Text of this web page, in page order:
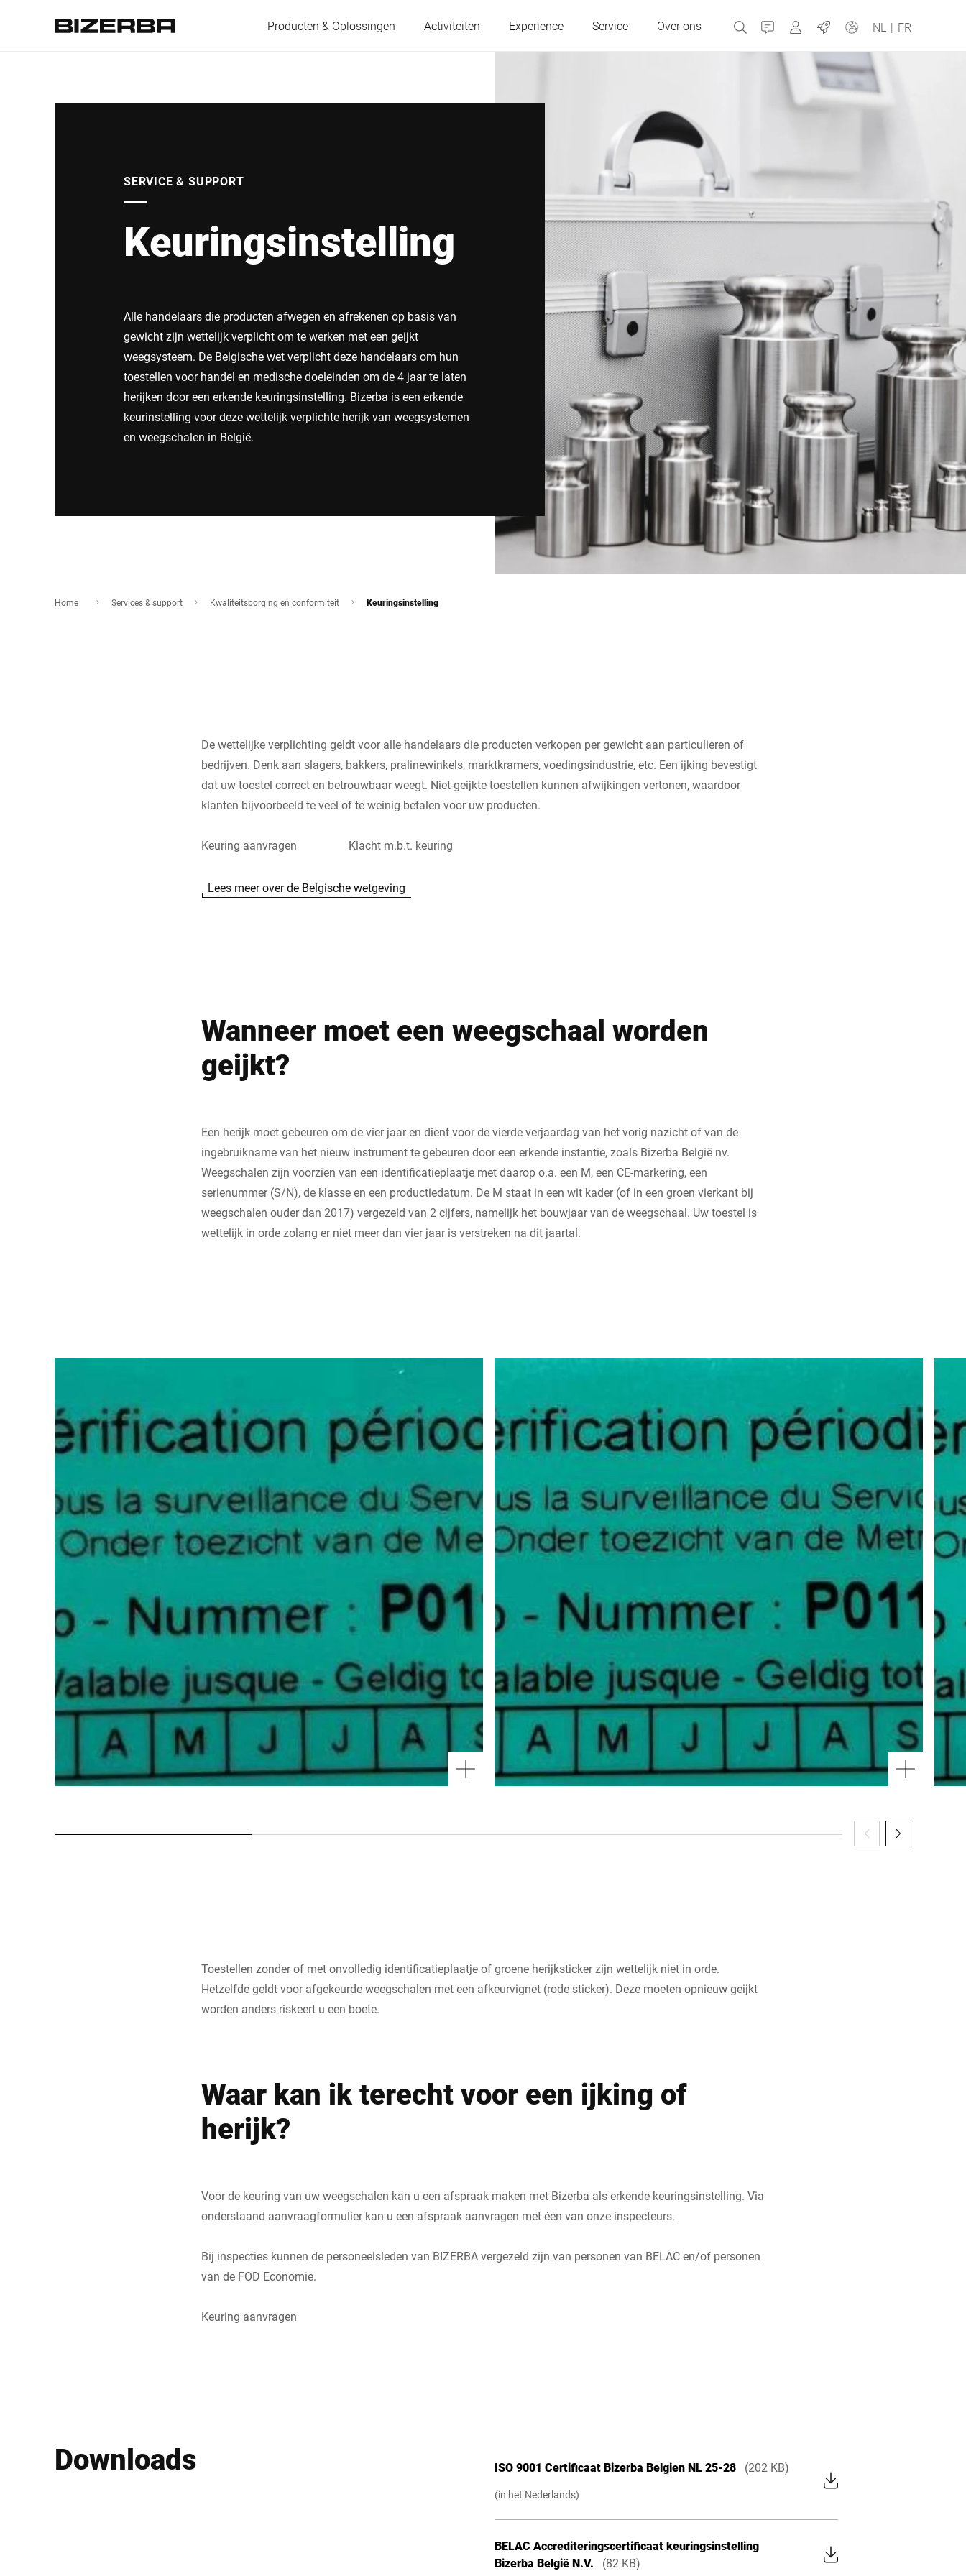
Producten & Oplossingen Activiteiten Experience Service Over ons Contact MyBizerba
Jobs NL | FR
Duitsland Griekenland
Italië
Polen Portugal
Slowakije Spanje
Zwitserland Turkije Oekraïne
Verenigd Koninkrijk
Wereldwijde website
SERVICE & SUPPORT
Keuringsinstelling
Alle handelaars die producten afwegen en afrekenen op basis van
gewicht zijn wettelijk verplicht om te werken met een geijkt
weegsysteem. De Belgische wet verplicht deze handelaars om hun
toestellen voor handel en medische doeleinden om de 4 jaar te laten
herijken door een erkende keuringsinstelling. Bizerba is een erkende
keurinstelling voor deze wettelijk verplichte herijk van weegsystemen
en weegschalen in België.
Home Services & support Kwaliteitsborging en conformiteit Keuringsinstelling
De wettelijke verplichting geldt voor alle handelaars die producten verkopen per gewicht aan particulieren of
bedrijven. Denk aan slagers, bakkers, pralinewinkels, marktkramers, voedingsindustrie, etc. Een ijking bevestigt
dat uw toestel correct en betrouwbaar weegt. Niet-geijkte toestellen kunnen afwijkingen vertonen, waardoor
klanten bijvoorbeeld te veel of te weinig betalen voor uw producten.
Keuring aanvragen Klacht m.b.t. keuring
Lees meer over de Belgische wetgeving
Wanneer moet een weegschaal worden
geijkt?
Een herijk moet gebeuren om de vier jaar en dient voor de vierde verjaardag van het vorig nazicht of van de
ingebruikname van het nieuw instrument te gebeuren door een erkende instantie, zoals Bizerba België nv.
Weegschalen zijn voorzien van een identificatieplaatje met daarop o.a. een M, een CE-markering, een
serienummer (S/N), de klasse en een productiedatum. De M staat in een wit kader (of in een groen vierkant bij
weegschalen ouder dan 2017) vergezeld van 2 cijfers, namelijk het bouwjaar van de weegschaal. Uw toestel is
wettelijk in orde zolang er niet meer dan vier jaar is verstreken na dit jaartal.
Toestellen zonder of met onvolledig identificatieplaatje of groene herijksticker zijn wettelijk niet in orde.
Hetzelfde geldt voor afgekeurde weegschalen met een afkeurvignet (rode sticker). Deze moeten opnieuw geijkt
worden anders riskeert u een boete.
Waar kan ik terecht voor een ijking of
herijk?
Voor de keuring van uw weegschalen kan u een afspraak maken met Bizerba als erkende keuringsinstelling. Via
onderstaand aanvraagformulier kan u een afspraak aanvragen met één van onze inspecteurs.
Bij inspecties kunnen de personeelsleden van BIZERBA vergezeld zijn van personen van BELAC en/of personen
van de FOD Economie.
Keuring aanvragen
Downloads ISO 9001 Certificaat Bizerba Belgien NL 25-28 (202 KB)
(in het Nederlands)
BELAC Accrediteringscertificaat keuringsinstelling
Bizerba België N.V.
(82 KB)